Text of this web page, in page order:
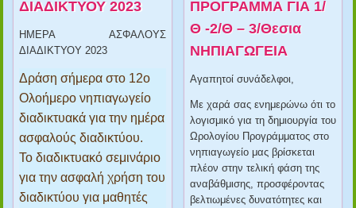
ΔΙΑΔΙΚΤΥΟΥ 2023
ΗΜΕΡΑ ΑΣΦΑΛΟΥΣ
ΔΙΑΔΙΚΤΥΟΥ 2023
Δράση σήμερα στο 12ο
Ολοήμερο νηπιαγωγείο
διαδικτυακά για την ημέρα
ασφαλούς διαδικτύου.
Το διαδικτυακό σεμινάριο
για την ασφαλή χρήση του
διαδικτύου για μαθητές
ΠΡΟΓΡΑΜΜΑ ΓΙΑ 1/
Θ -2/Θ – 3/Θεσια
ΝΗΠΙΑΓΩΓΕΙΑ
Αγαπητοί συνάδελφοι,
Με χαρά σας ενημερώνω ότι το
λογισμικό για τη δημιουργία του
Ωρολογίου Προγράμματος στο
νηπιαγωγείο μας βρίσκεται
πλέον στην τελική φάση της
αναβάθμισης, προσφέροντας
βελτιωμένες δυνατότητες και